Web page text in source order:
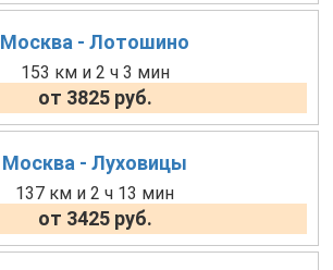
Москва - Лотошино
153 км и 2 ч 3 мин
от 3825 руб.
Москва - Луховицы
137 км и 2 ч 13 мин
от 3425 руб.